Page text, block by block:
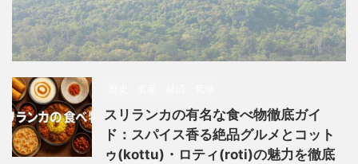
スリランカの有名な食べ物徹底ガイ
ド：スパイス香る絶品グルメとコット
ゥ(kottu)・ロティ(roti)の魅力を徹底